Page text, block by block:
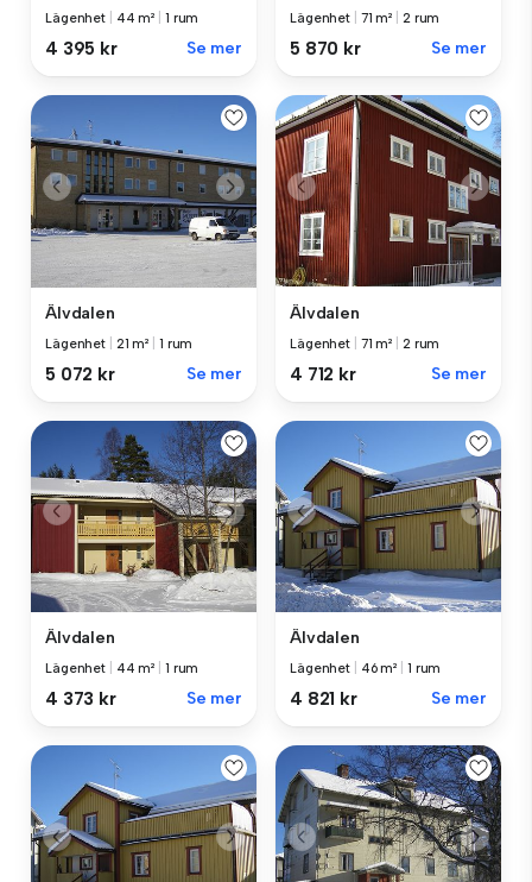
Lägenhet 44 m² 1 rum
4 395 kr Se mer
Lägenhet 71 m² 2 rum
5 870 kr Se mer
Älvdalen
Lägenhet 21 m² 1 rum
5 072 kr Se mer
Älvdalen
Lägenhet 71 m² 2 rum
4 712 kr Se mer
Älvdalen
Lägenhet 44 m² 1 rum
4 373 kr Se mer
Älvdalen
Lägenhet 46 m² 1 rum
4 821 kr Se mer